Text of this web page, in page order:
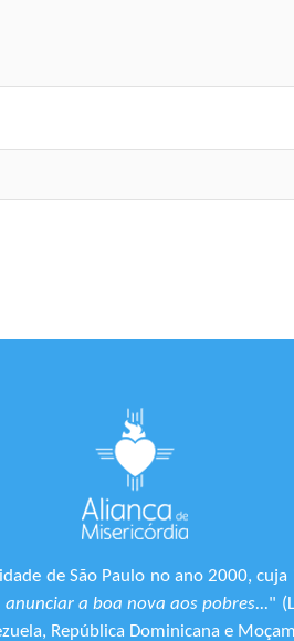
de São Paulo no ano 2000,
a boa nova aos pobres..."
República Dominicana e